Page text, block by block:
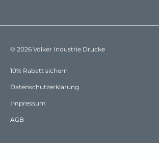
© 2026 Völker Industrie Drucke
10% Rabatt sichern
Datenschutzerklärung
Impressum
AGB